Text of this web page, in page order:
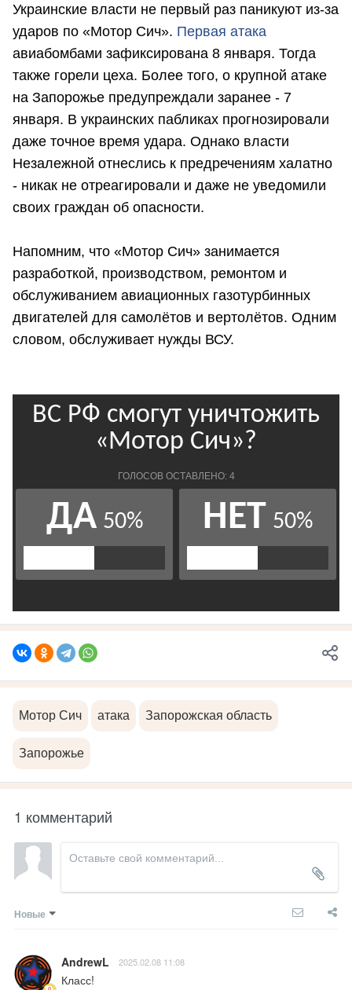
Украинские власти не первый раз паникуют из-за
ударов по «Мотор Сич». Первая атака
авиабомбами зафиксирована 8 января. Тогда
также горели цеха. Более того, о крупной атаке
на Запорожье предупреждали заранее - 7
января. В украинских пабликах прогнозировали
даже точное время удара. Однако власти
Незалежной отнеслись к предречениям халатно
- никак не отреагировали и даже не уведомили
своих граждан об опасности.
Напомним, что «Мотор Сич» занимается
разработкой, производством, ремонтом и
обслуживанием авиационных газотурбинных
двигателей для самолётов и вертолётов. Одним
словом, обслуживает нужды ВСУ.
Мотор Сич атака Запорожская область
Запорожье
1 комментарий
Новые
AndrewL 2025.02.08 11:08
Класс!